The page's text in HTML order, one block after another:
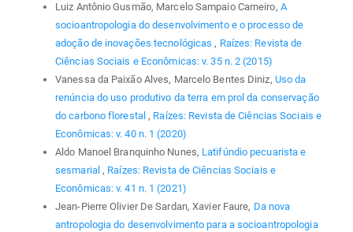
Luiz Antônio Gusmão, Marcelo Sampaio Carneiro, A
socioantropologia do desenvolvimento e o processo de
adoção de inovações tecnológicas, Raízes: Revista de
Ciências Sociais e Econômicas: v. 35 n. 2 (2015)
Vanessa da Paixão Alves, Marcelo Bentes Diniz, Uso da
renúncia do uso produtivo da terra em prol da conservação
do carbono florestal, Raízes: Revista de Ciências Sociais e
Econômicas: v. 40 n. 1 (2020)
Aldo Manoel Branquinho Nunes, Latifúndio pecuarista e
sesmarial , Raízes: Revista de Ciências Sociais e
Econômicas: v. 41 n. 1 (2021)
Jean-Pierre Olivier De Sardan, Xavier Faure, Da nova
antropologia do desenvolvimento para a socioantropologia